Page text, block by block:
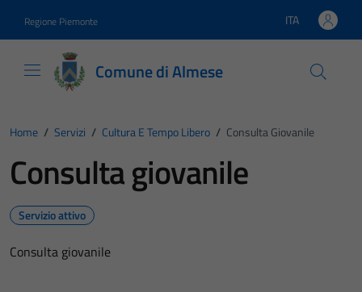
Regione Piemonte Lingua attiva:
ITA
Comune di Almese
Home / Servizi / Cultura E Tempo Libero / Consulta Giovanile
Consulta giovanile
Servizio attivo
Consulta giovanile